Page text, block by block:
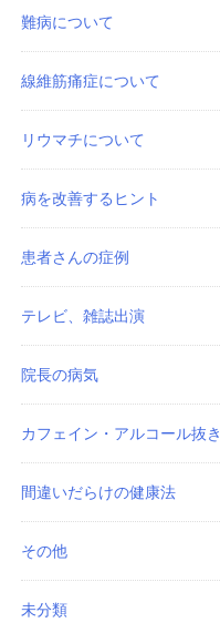
難病について
線維筋痛症について
リウマチについて
病を改善するヒント
患者さんの症例
テレビ、雑誌出演
院長の病気
カフェイン・アルコール抜き
間違いだらけの健康法
その他
未分類